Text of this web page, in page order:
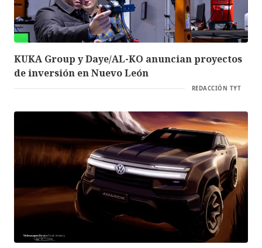
KUKA Group y Daye/AL-KO anuncian proyectos
de inversión en Nuevo León
REDACCIÓN TYT